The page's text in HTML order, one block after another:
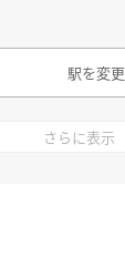
駅を変更
さらに表示